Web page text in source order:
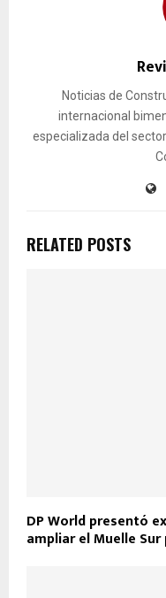
Noticias de
internacional
especializada del
RELATED POSTS
DP World presentó
ampliar el Muelle